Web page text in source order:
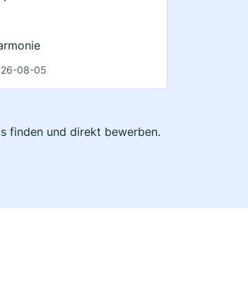
08-05
finden und direkt bewerben.